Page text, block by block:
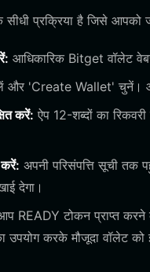
प्रक्रिया है जिसे आपको
आधिकारिक Bitget वॉलेट
और 'Create Wallet' चुनें।
करें: ऐप 12-शब्दों का
करें: अपनी परिसंपत्ति सूची
देगा।
READY टोकन प्राप्त करने
उपयोग करके मौजूदा वॉलेट को